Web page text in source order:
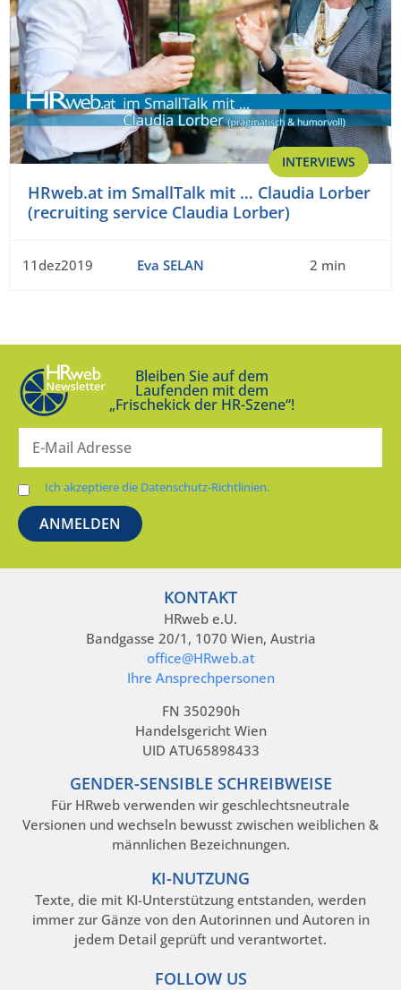
INTERVIEWS
HRweb.at im SmallTalk mit … Claudia Lorber
(recruiting service Claudia Lorber)
11dez2019 Eva SELAN 2 min
Bleiben Sie auf dem
Laufenden mit dem
„Frischekick der HR-Szene“!
Ich akzeptiere die Datenschutz-Richtlinien.
KONTAKT
HRweb e.U.
Bandgasse 20/1, 1070 Wien, Austria
office@HRweb.at
Ihre Ansprechpersonen
FN 350290h
Handelsgericht Wien
UID ATU65898433
GENDER-SENSIBLE SCHREIBWEISE
Für HRweb verwenden wir geschlechtsneutrale
Versionen und wechseln bewusst zwischen weiblichen &
männlichen Bezeichnungen.
KI-NUTZUNG
Texte, die mit KI-Unterstützung entstanden, werden
immer zur Gänze von den Autorinnen und Autoren in
jedem Detail geprüft und verantwortet.
FOLLOW US